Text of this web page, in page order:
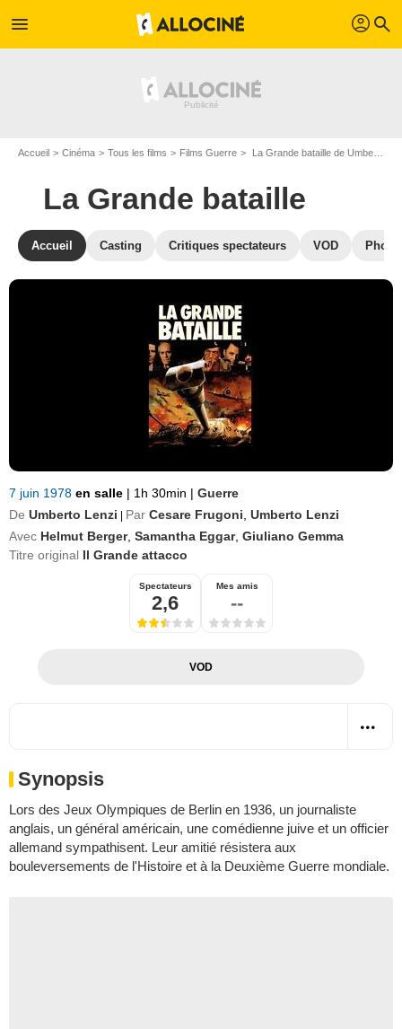
menu profil search
Accueil Cinéma Tous les films Films Guerre La Grande bataille de Umberto Lenzi
La Grande bataille
Accueil Casting Critiques spectateurs VOD
7 juin 1978 en salle | 1h 30min | Guerre
De Umberto Lenzi Par Cesare Frugoni Umberto Lenzi
Avec Helmut Berger, Samantha Eggar, Giuliano Gemma
Titre original Il Grande attacco
Spectateurs
2,6
Mes amis
--
VOD
Synopsis
Lors des Jeux Olympiques de Berlin en 1936, un journaliste
anglais, un général américain, une comédienne juive et un officier
allemand sympathisent. Leur amitié résistera aux
bouleversements de l'Histoire et à la Deuxième Guerre mondiale.